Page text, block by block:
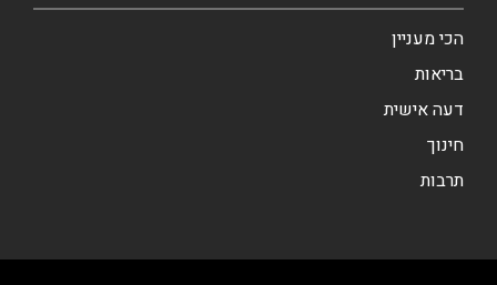
הכי מעניין
בריאות
דעה אישית
חינוך
תרבות